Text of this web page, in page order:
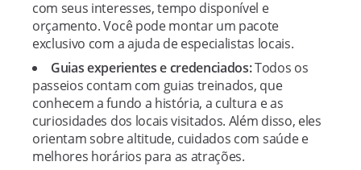
com seus interesses, tempo disponível e
orçamento. Você pode montar um pacote
exclusivo com a ajuda de especialistas locais.
Guias experientes e credenciados:Todos os
passeios contam com guias treinados, que
conhecem a fundo a história, a cultura e as
curiosidades dos locais visitados. Além disso, eles
orientam sobre altitude, cuidados com saúde e
melhores horários para as atrações.